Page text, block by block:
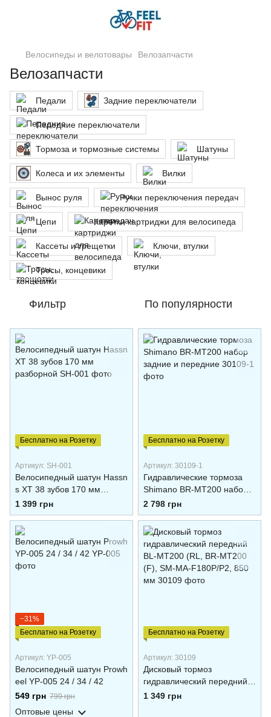
Велосипеды и велотовары Велозапчасти
Велозапчасти
Педали Задние переключатели
Передние переключатели
Тормоза и тормозные системы Шатуны
Колеса и их элементы Вилки
Вынос руля Ручки переключения передач
Цепи Каретки картриджи для велосипеда
Кассеты и трещетки Ключи, втулки
Тросы, концевики
Фильтр По популярности
Бесплатно на Розетку
Артикул: SH-001
Велосипедный шатун Hassn
s XT 38 зубов 170 мм
разборной
1 399 грн
Бесплатно на Розетку
Артикул: 30109-1
Гидравлические тормоза
Shimano BR-MT200 набор
задние и передние
2 798 грн
−31%
Бесплатно на Розетку
Артикул: YP-005
Велосипедный шатун Prowh
eel YP-005 24 / 34 / 42
549 грн 799 грн
Оптовые цены
Бесплатно на Розетку
Артикул: 30109
Дисковый тормоз
гидравлический передний
BL-MT200 (RL, BR-MT200
1 349 грн